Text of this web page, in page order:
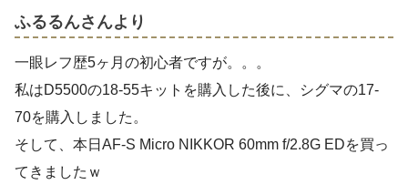
ふるるんさんより
一眼レフ歴5ヶ月の初心者ですが。。。
私はD5500の18-55キットを購入した後に、シグマの17-
70を購入しました。
そして、本日AF-S Micro NIKKOR 60mm f/2.8G EDを買っ
てきましたｗ